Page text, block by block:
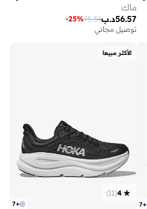
ماك
د.ب56.57
75.34
-25%
توصيل مجاني
+
7
الأكثر مبيعا
+
7
4
(
11
)